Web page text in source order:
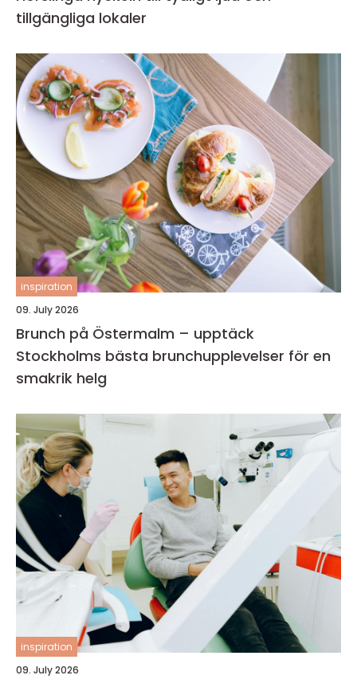
tillgängliga lokaler
inspiration
09. July 2026
Brunch på Östermalm – upptäck
Stockholms bästa brunchupplevelser för en
smakrik helg
inspiration
09. July 2026